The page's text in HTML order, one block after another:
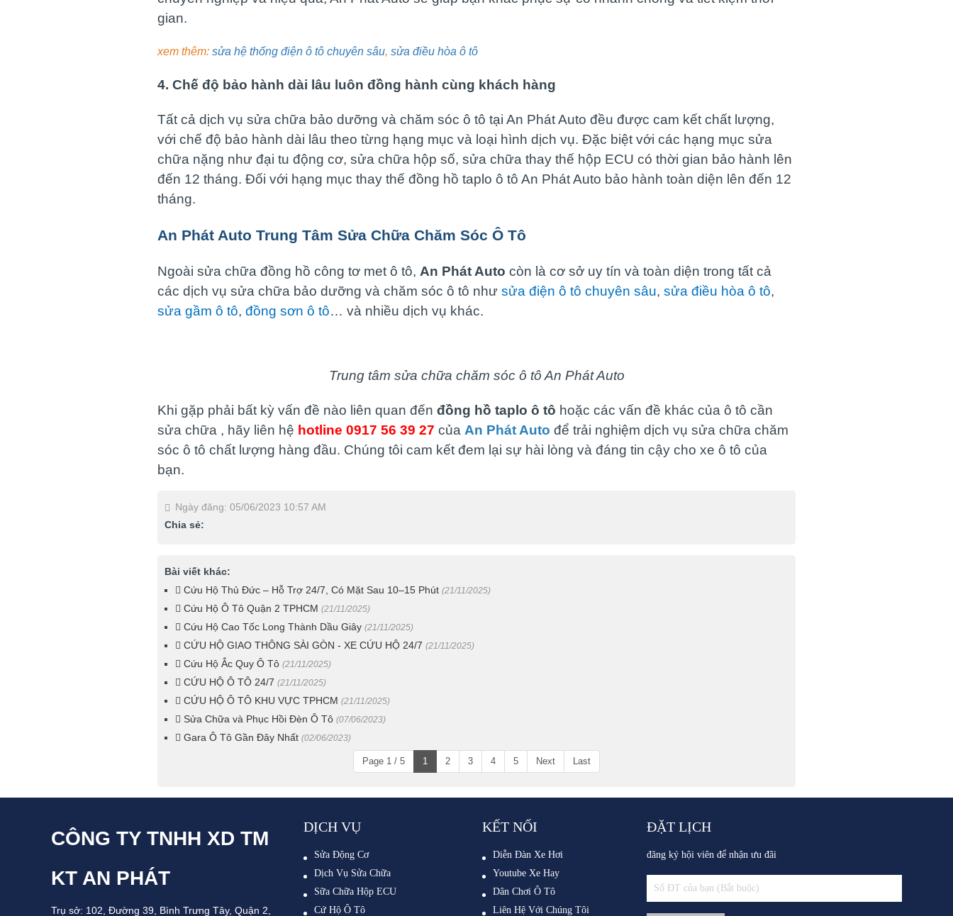
gian.
xem thêm: sửa hệ thống điện ô tô chuyên sâu, sửa điều hòa ô tô
4. Chế độ bảo hành dài lâu luôn đồng hành cùng khách hàng
Tất cả dịch vụ sửa chữa bảo dưỡng và chăm sóc ô tô tại An Phát Auto đều được cam kết chất lượng,
với chế độ bảo hành dài lâu theo từng hạng mục và loại hình dịch vụ. Đặc biệt với các hạng mục sửa
chữa nặng như đại tu động cơ, sửa chữa hộp số, sửa chữa thay thế hộp ECU có thời gian bảo hành lên
đến 12 tháng. Đối với hạng mục thay thế đồng hồ taplo ô tô An Phát Auto bảo hành toàn diện lên đến 12
tháng.
An Phát Auto Trung Tâm Sửa Chữa Chăm Sóc Ô Tô
Ngoài sửa chữa đồng hồ công tơ met ô tô, An Phát Auto còn là cơ sở uy tín và toàn diện trong tất cả
các dịch vụ sửa chữa bảo dưỡng và chăm sóc ô tô như sửa điện ô tô chuyên sâu, sửa điều hòa ô tô,
sửa gầm ô tô, đồng sơn ô tô… và nhiều dịch vụ khác.
Trung tâm sửa chữa chăm sóc ô tô An Phát Auto
Khi gặp phải bất kỳ vấn đề nào liên quan đến đồng hồ taplo ô tô hoặc các vấn đề khác của ô tô cần
sửa chữa , hãy liên hệ hotline 0917 56 39 27 của An Phát Auto để trải nghiệm dịch vụ sửa chữa chăm
sóc ô tô chất lượng hàng đầu. Chúng tôi cam kết đem lại sự hài lòng và đáng tin cậy cho xe ô tô của
bạn.
Ngày đăng: 05/06/2023 10:57 AM
Chia sẻ:
Bài viết khác:
Cứu Hộ Thủ Đức – Hỗ Trợ 24/7, Có Mặt Sau 10–15 Phút (21/11/2025)
Cứu Hộ Ô Tô Quận 2 TPHCM (21/11/2025)
Cứu Hộ Cao Tốc Long Thành Dầu Giây (21/11/2025)
CỨU HỘ GIAO THÔNG SÀI GÒN - XE CỨU HỘ 24/7 (21/11/2025)
Cứu Hộ Ắc Quy Ô Tô (21/11/2025)
CỨU HỘ Ô TÔ 24/7 (21/11/2025)
CỨU HỘ Ô TÔ KHU VỰC TPHCM (21/11/2025)
Sửa Chữa và Phục Hồi Đèn Ô Tô (07/06/2023)
Gara Ô Tô Gần Đây Nhất (02/06/2023)
Page 1 / 5 1 2 3 4 5 Next Last
CÔNG TY TNHH XD TM
KT AN PHÁT
Trụ sở: 102, Đường 39, Bình Trưng Tây, Quận 2,
DỊCH VỤ
Sửa Động Cơ
Dịch Vụ Sửa Chữa
Sữa Chữa Hộp ECU
Cứ Hộ Ô Tô
KẾT NỐI
Diễn Đàn Xe Hơi
Youtube Xe Hay
Dân Chơi Ô Tô
Liên Hệ Với Chúng Tôi
ĐẶT LỊCH
đăng ký hội viên để nhận ưu đãi